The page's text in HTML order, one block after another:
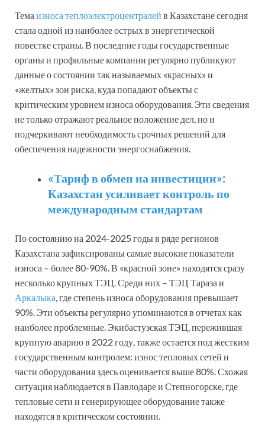
Тема износа теплоэлектроцентралей в Казахстане сегодня
стала одной из наиболее острых в энергетической
повестке страны. В последние годы государственные
органы и профильные компании регулярно публикуют
данные о состоянии так называемых «красных» и
«желтых» зон риска, куда попадают объекты с
критическим уровнем износа оборудования. Эти сведения
не только отражают реальное положение дел, но и
подчеркивают необходимость срочных решений для
обеспечения надежности энергоснабжения.
«Тариф в обмен на инвестиции»:
Казахстан усиливает контроль по
международным стандартам
По состоянию на 2024-2025 годы в ряде регионов
Казахстана зафиксированы самые высокие показатели
износа – более 80-90%. В «красной зоне» находятся сразу
несколько крупных ТЭЦ. Среди них – ТЭЦ Тараза и
Аркалыка, где степень износа оборудования превышает
90%. Эти объекты регулярно упоминаются в отчетах как
наиболее проблемные. Экибастузская ТЭЦ, пережившая
крупную аварию в 2022 году, также остается под жестким
государственным контролем: износ тепловых сетей и
части оборудования здесь оценивается выше 80%. Схожая
ситуация наблюдается в Павлодаре и Степногорске, где
тепловые сети и генерирующее оборудование также
находятся в критическом состоянии.